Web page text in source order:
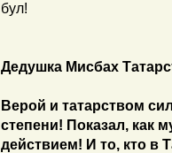
бул!
Дедушка Мисбах
Верой и татарством
степени! Показал, как
действием! И то, кто в